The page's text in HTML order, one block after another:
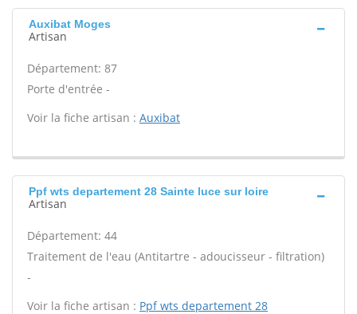
Auxibat Moges
Artisan
Département: 87
Porte d'entrée -
Voir la fiche artisan : Auxibat
Ppf wts departement 28 Sainte luce sur loire
Artisan
Département: 44
Traitement de l'eau (Antitartre - adoucisseur - filtration)
-
Voir la fiche artisan : Ppf wts departement 28